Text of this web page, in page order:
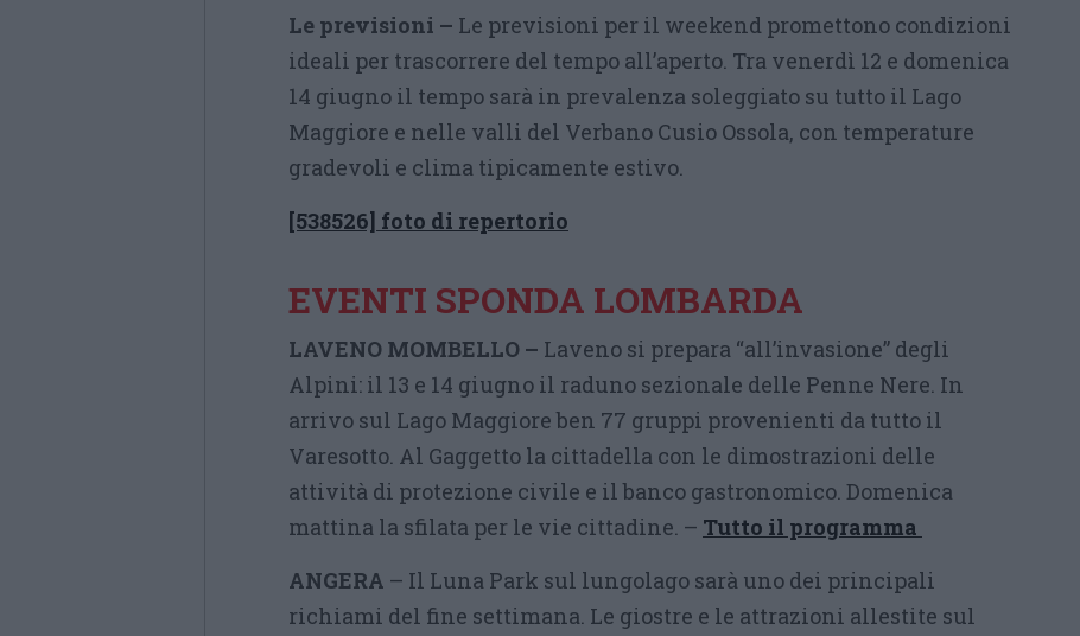
Le previsioni – Le previsioni per il weekend promettono condizioni
ideali per trascorrere del tempo all’aperto. Tra venerdì 12 e domenica
14 giugno il tempo sarà in prevalenza soleggiato su tutto il Lago
Maggiore e nelle valli del Verbano Cusio Ossola, con temperature
gradevoli e clima tipicamente estivo.
[538526] foto di repertorio
EVENTI SPONDA LOMBARDA
LAVENO MOMBELLO – Laveno si prepara “all’invasione” degli
Alpini: il 13 e 14 giugno il raduno sezionale delle Penne Nere. In
arrivo sul Lago Maggiore ben 77 gruppi provenienti da tutto il
Varesotto. Al Gaggetto la cittadella con le dimostrazioni delle
attività di protezione civile e il banco gastronomico. Domenica
mattina la sfilata per le vie cittadine. – Tutto il programma
ANGERA – Il Luna Park sul lungolago sarà uno dei principali
richiami del fine settimana. Le giostre e le attrazioni allestite sul